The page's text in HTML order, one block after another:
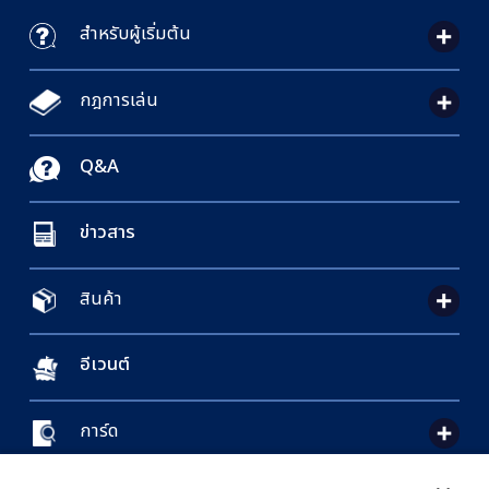
สำหรับผู้เริ่มต้น
กฎการเล่น
Q&A
ข่าวสาร
สินค้า
อีเวนต์
การ์ด